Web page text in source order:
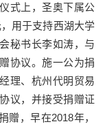
式上，圣奥下属公
用于支持西湖大学
秘书长李如涛，与
协议。施一公为捐
理、杭州代明贸易
议，并接受捐赠证
赠，早在2018年，